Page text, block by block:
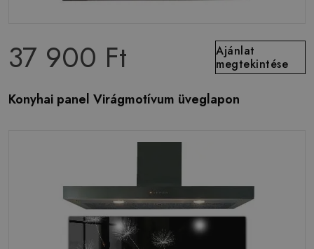
37 900 Ft
Ajánlat
megtekintése
Konyhai panel Virágmotívum üveglapon